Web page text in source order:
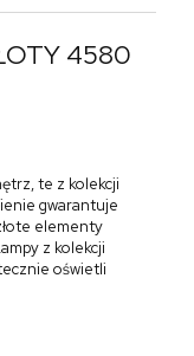
4580
te z kolekcji
gwarantuje
elementy
z kolekcji
oświetli